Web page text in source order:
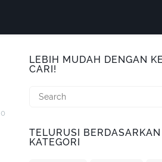
0
LEBIH MUDAH DENGAN
CARI!
TELURUSI BERDASARKAN
KATEGORI